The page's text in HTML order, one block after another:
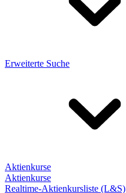
Erweiterte Suche
Aktienkurse
Aktienkurse
Realtime-Aktienkursliste (L&S)